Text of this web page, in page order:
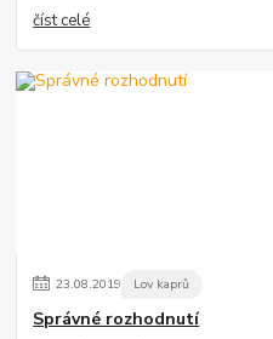
číst celé
23.08.2019 Lov kaprů
Správné rozhodnutí